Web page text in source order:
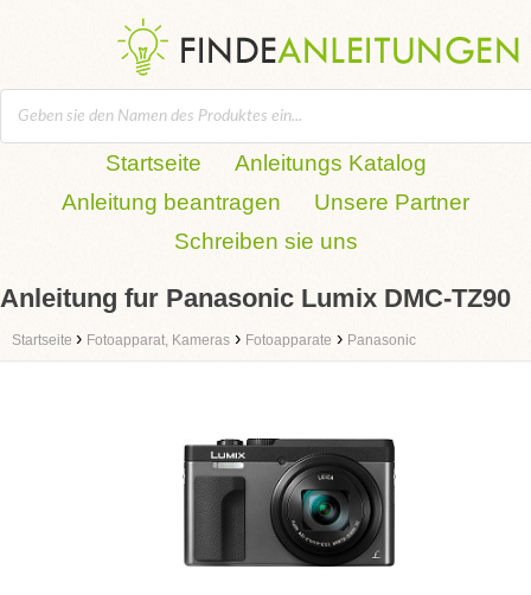
Startseite
Anleitungs Katalog
Anleitung beantragen
Unsere Partner
Schreiben sie uns
Anleitung fur Panasonic Lumix DMC-TZ90
Startseite › Fotoapparat, Kameras › Fotoapparate › Panasonic